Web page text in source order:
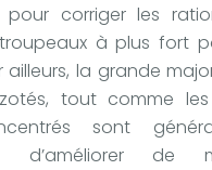
pour corriger les
à plus fort
ailleurs, la grande
tout comme
sont
d’améliorer de